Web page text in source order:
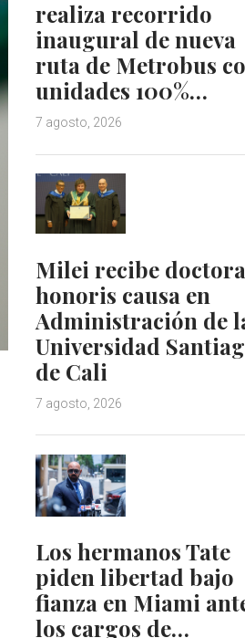
realiza recorrido
inaugural de nueva
ruta de Metrobus
unidades 100%…
7 agosto, 2026
Milei recibe
honoris causa en
Administración de
Universidad
de Cali
7 agosto, 2026
Los hermanos Tate
piden libertad bajo
fianza en Miami
los cargos de…